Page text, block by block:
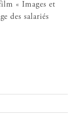
« Images et
des salariés